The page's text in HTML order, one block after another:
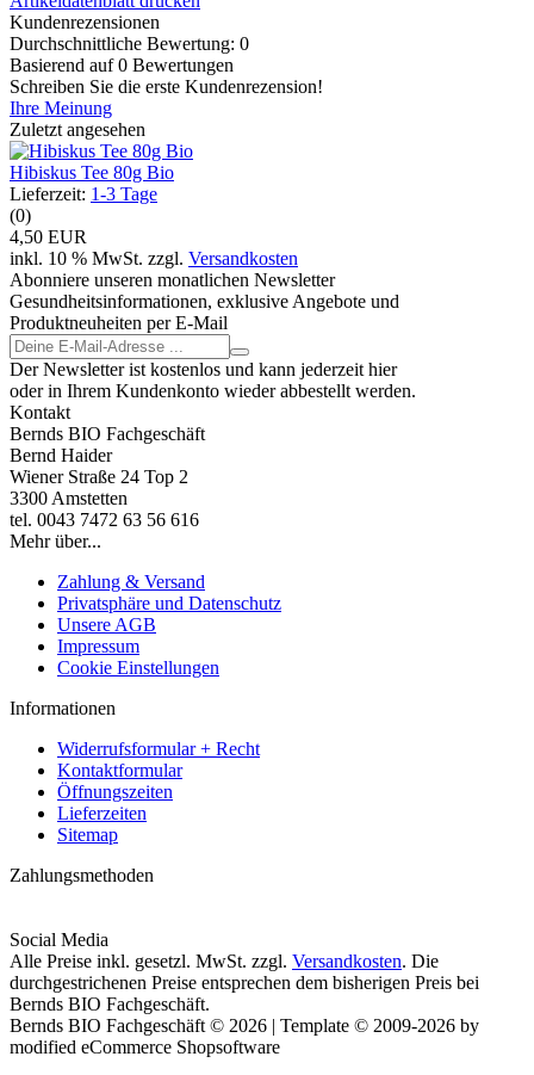
Kundenrezensionen
Durchschnittliche Bewertung: 0
Basierend auf 0 Bewertungen
Schreiben Sie die erste Kundenrezension!
Ihre Meinung
Zuletzt angesehen
Hibiskus Tee 80g Bio
Lieferzeit: 1-3 Tage
(0)
4,50 EUR
inkl. 10 % MwSt. zzgl. Versandkosten
Abonniere unseren monatlichen Newsletter
Gesundheitsinformationen, exklusive Angebote und
Produktneuheiten per E-Mail
Der Newsletter ist kostenlos und kann jederzeit hier
oder in Ihrem Kundenkonto wieder abbestellt werden.
Kontakt
Bernds BIO Fachgeschäft
Bernd Haider
Wiener Straße 24 Top 2
3300 Amstetten
tel. 0043 7472 63 56 616
Mehr über...
Zahlung & Versand
Privatsphäre und Datenschutz
Unsere AGB
Impressum
Cookie Einstellungen
Informationen
Widerrufsformular + Recht
Kontaktformular
Öffnungszeiten
Lieferzeiten
Sitemap
Zahlungsmethoden
Social Media
Alle Preise inkl. gesetzl. MwSt. zzgl. Versandkosten. Die
durchgestrichenen Preise entsprechen dem bisherigen Preis bei
Bernds BIO Fachgeschäft.
Bernds BIO Fachgeschäft © 2026 | Template © 2009-2026 by
modified eCommerce Shopsoftware